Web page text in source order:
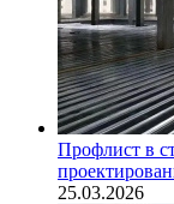
Профлист в
25.03.2026